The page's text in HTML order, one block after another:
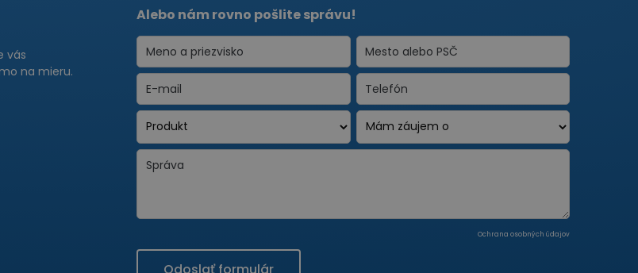
vás
na mieru.
Alebo nám rovno pošlite správu!
Ochrana osobných údajov